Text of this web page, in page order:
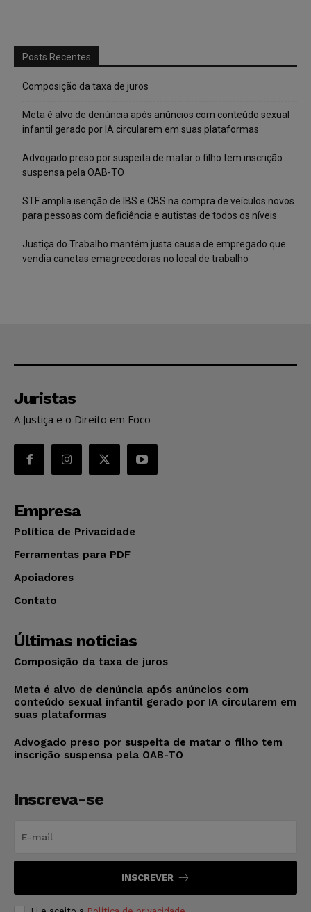
Posts Recentes
Composição da taxa de juros
Meta é alvo de denúncia após anúncios com conteúdo sexual
infantil gerado por IA circularem em suas plataformas
Advogado preso por suspeita de matar o filho tem inscrição
suspensa pela OAB-TO
STF amplia isenção de IBS e CBS na compra de veículos novos
para pessoas com deficiência e autistas de todos os níveis
Justiça do Trabalho mantém justa causa de empregado que
vendia canetas emagrecedoras no local de trabalho
Juristas
A Justiça e o Direito em Foco
Empresa
Política de Privacidade
Ferramentas para PDF
Apoiadores
Contato
Últimas notícias
Composição da taxa de juros
Meta é alvo de denúncia após anúncios com
conteúdo sexual infantil gerado por IA circularem em
suas plataformas
Advogado preso por suspeita de matar o filho tem
inscrição suspensa pela OAB-TO
Inscreva-se
INSCREVER